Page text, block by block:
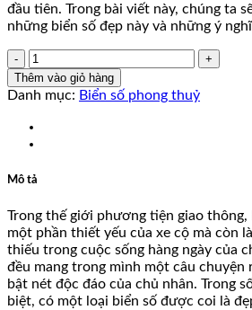
đầu tiên. Trong bài viết này, chúng ta
những biển số đẹp này và những ý
51L12339
số
lượng
Thêm vào giỏ hàng
Danh mục: Biển số phong thuỷ
Mô tả
Trong thế giới phương tiện giao thông,
một phần thiết yếu của xe cộ mà còn
thiếu trong cuộc sống hàng ngày của
đều mang trong mình một câu chuyện
bật nét độc đáo của chủ nhân. Trong
biệt, có một loại biển số được coi là